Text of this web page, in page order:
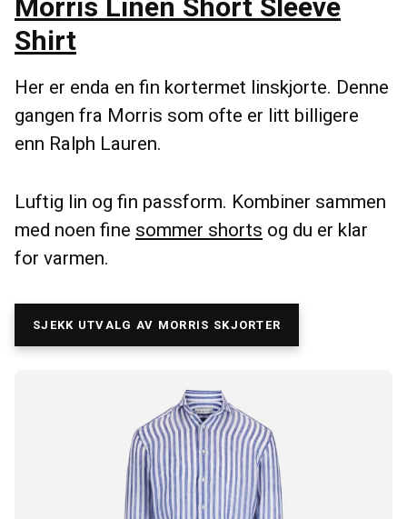
Morris Linen Short Sleeve
Shirt
Her er enda en fin kortermet linskjorte. Denne
gangen fra Morris som ofte er litt billigere
enn Ralph Lauren.
Luftig lin og fin passform. Kombiner sammen
med noen fine sommer shorts og du er klar
for varmen.
SJEKK UTVALG AV MORRIS SKJORTER